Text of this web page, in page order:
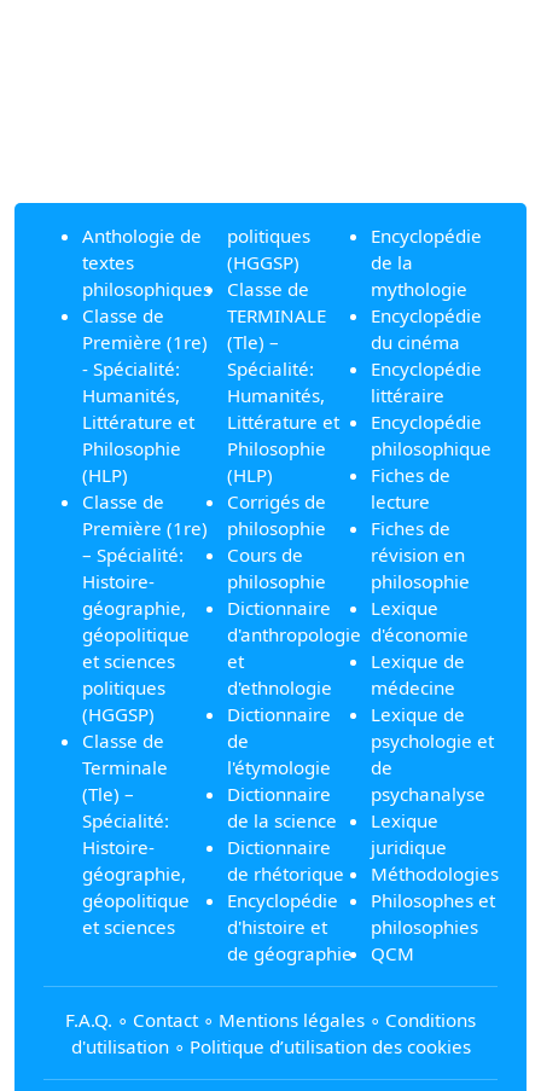
Anthologie de
textes
philosophiques
Classe de
Première (1re)
- Spécialité:
Humanités,
Littérature et
Philosophie
(HLP)
Classe de
Première (1re)
– Spécialité:
Histoire-
géographie,
géopolitique
et sciences
politiques
(HGGSP)
Classe de
Terminale
(Tle) –
Spécialité:
Histoire-
géographie,
géopolitique
et sciences
politiques
(HGGSP)
Classe de
TERMINALE
(Tle) –
Spécialité:
Humanités,
Littérature et
Philosophie
(HLP)
Corrigés de
philosophie
Cours de
philosophie
Dictionnaire
d'anthropologie
et
d'ethnologie
Dictionnaire
de
l'étymologie
Dictionnaire
de la science
Dictionnaire
de rhétorique
Encyclopédie
d'histoire et
de géographie
Encyclopédie
de la
mythologie
Encyclopédie
du cinéma
Encyclopédie
littéraire
Encyclopédie
philosophique
Fiches de
lecture
Fiches de
révision en
philosophie
Lexique
d'économie
Lexique de
médecine
Lexique de
psychologie et
de
psychanalyse
Lexique
juridique
Méthodologies
Philosophes et
philosophies
QCM
F.A.Q. ∘ Contact∘ Mentions légales ∘ Conditions
d'utilisation∘ Politique d’utilisation des cookies